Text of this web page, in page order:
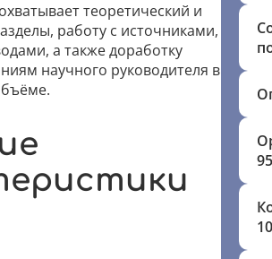
теоретический и
работу с источниками,
а также доработку
научного руководителя в